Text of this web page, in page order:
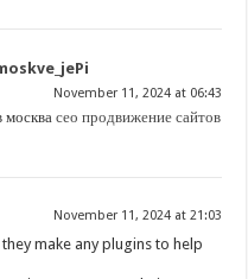
November 11, 2024 at 06:43
москвасео продвижение сайтов
November 11, 2024 at 21:03
make any plugins to help